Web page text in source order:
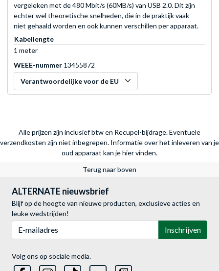
vergeleken met de 480 Mbit/s (60MB/s) van USB 2.0. Dit zijn
echter wel theoretische snelheden, die in de praktijk vaak
niet gehaald worden en ook kunnen verschillen per apparaat.
Kabellengte
1 meter
WEEE-nummer 13455872
Verantwoordelijke voor de EU
Alle prijzen zijn inclusief btw en Recupel-bijdrage. Eventuele
verzendkosten zijn niet inbegrepen. Informatie over het inleveren van je
oud apparaat kan je hier vinden.
Terug naar boven
ALTERNATE nieuwsbrief
Blijf op de hoogte van nieuwe producten, exclusieve acties en
leuke wedstrijden!
Inschrijven
Volg ons op sociale media.